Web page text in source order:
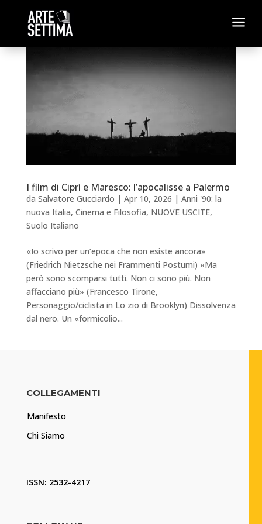
a
I film di Ciprì e Maresco: l’apocalisse a Palermo
da Salvatore Gucciardo | Apr 10, 2026 | Anni '90: la
nuova Italia, Cinema e Filosofia, NUOVE USCITE,
Suolo Italiano
«Io scrivo per un’epoca che non esiste ancora»
(Friedrich Nietzsche nei Frammenti Postumi) «Ma
però sono scomparsi tutti. Non ci sono più. Non
affacciano più» (Francesco Tirone,
Personaggio/ciclista in Lo zio di Brooklyn) Dissolvenza
dal nero. Un «formicolio...
COLLEGAMENTI
Manifesto
Chi Siamo
ISSN: 2532-4217